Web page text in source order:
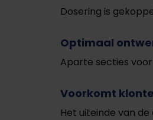
Dosering is
Optimaal
Aparte secties
Voorkomt
Het uiteinde van